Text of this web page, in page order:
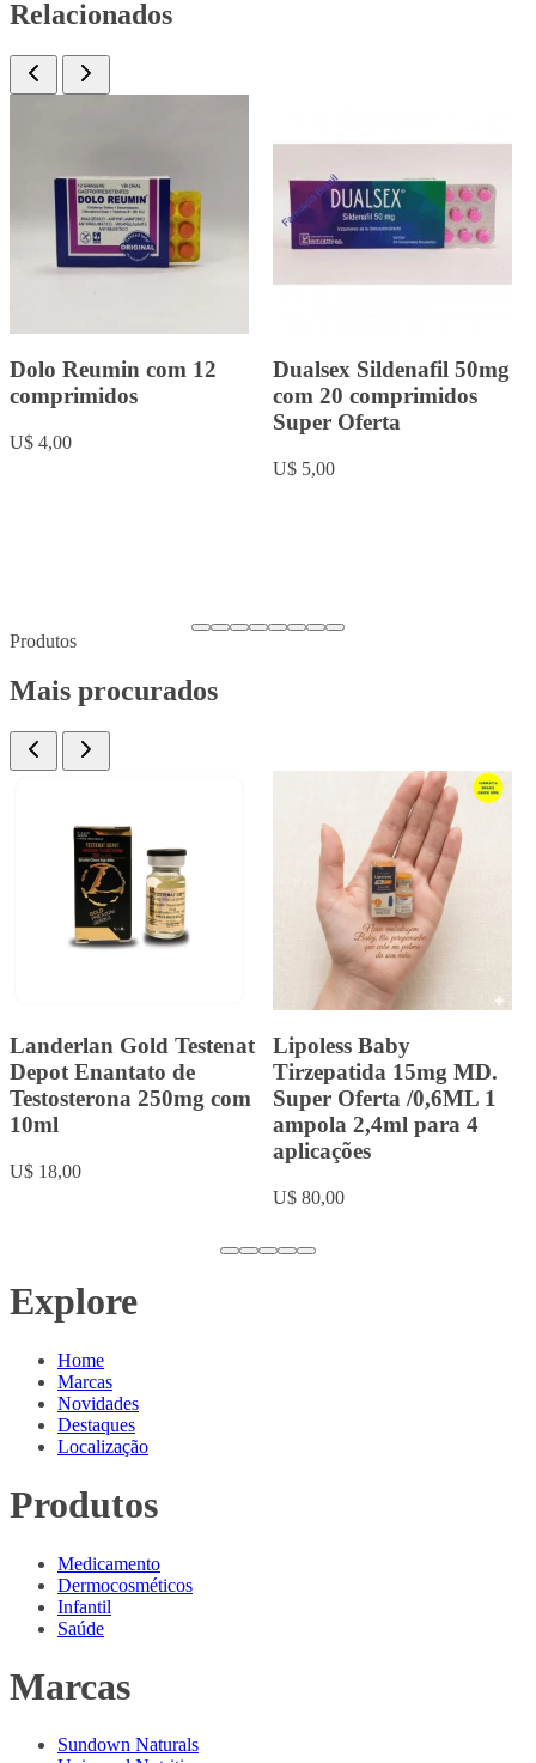
Relacionados
Rowachol com 50
cápsulas.
U$ 9,00
Fluoxetina 20mg com 20
comprimidos
Produtos
Mais procurados
Tirzec Tirzepatida 15mg
MD. /0,5ML 1 ampola
2ml para 4 aplicações
Super Oferta
U$ 80,00
Landerlan Gold
Durateston com 10ml
U$ 20,00
Explore
Home
Marcas
Novidades
Destaques
Localização
Produtos
Medicamento
Dermocosméticos
Infantil
Saúde
Marcas
Sundown Naturals